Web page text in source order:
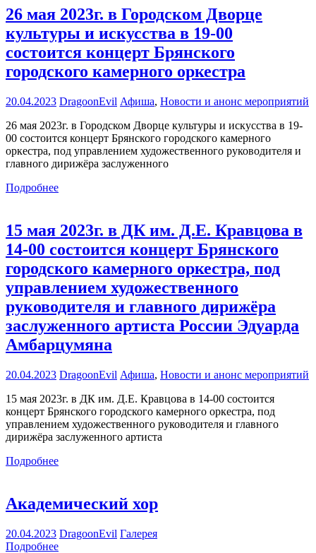
26 мая 2023г. в Городском Дворце
культуры и искусства в 19-00
состоится концерт Брянского
городского камерного оркестра
20.04.2023 DragoonEvil Афиша, Новости и анонс мероприятий
26 мая 2023г. в Городском Дворце культуры и искусства в 19-
00 состоится концерт Брянского городского камерного
оркестра, под управлением художественного руководителя и
главного дирижёра заслуженного
Подробнее
15 мая 2023г. в ДК им. Д.Е. Кравцова в
14-00 состоится концерт Брянского
городского камерного оркестра, под
управлением художественного
руководителя и главного дирижёра
заслуженного артиста России Эдуарда
Амбарцумяна
20.04.2023 DragoonEvil Афиша, Новости и анонс мероприятий
15 мая 2023г. в ДК им. Д.Е. Кравцова в 14-00 состоится
концерт Брянского городского камерного оркестра, под
управлением художественного руководителя и главного
дирижёра заслуженного артиста
Подробнее
Академический хор
20.04.2023 DragoonEvil Галерея
Подробнее